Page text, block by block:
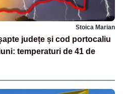
Stoica Marian
județe și cod portocaliu
temperaturi de 41 de